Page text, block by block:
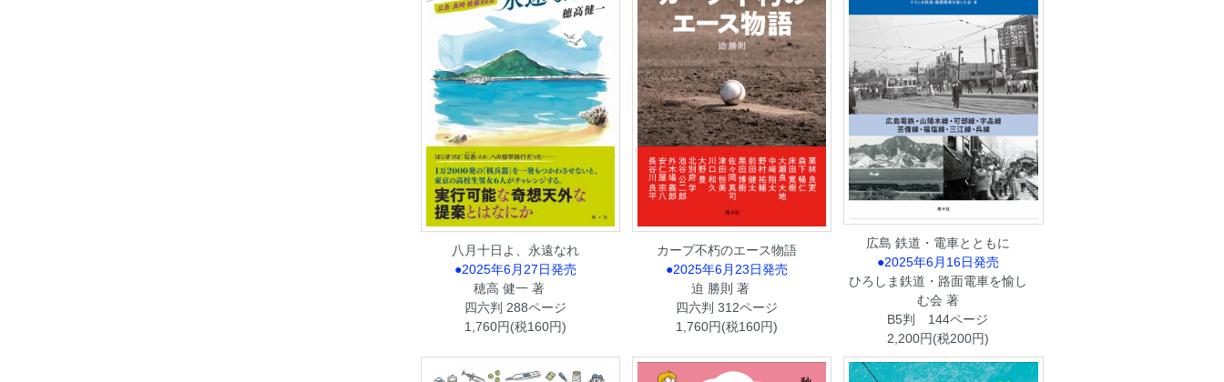
八月十日よ、永遠なれ
●2025年6月27日発売
穂高 健一 著
四六判 288ページ
1,760円(税160円)
カープ不朽のエース物語
●2025年6月23日発売
迫 勝則 著
四六判 312ページ
1,760円(税160円)
広島 鉄道・電車とともに
●2025年6月16日発売
ひろしま鉄道・路面電車を愉し
む会 著
B5判 144ページ
2,200円(税200円)